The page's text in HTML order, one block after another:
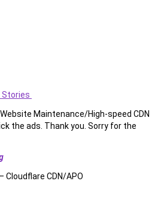
Stories
Maintenance/High-speed CDN
the ads. Thank you. Sorry for the
Cloudflare CDN/APO